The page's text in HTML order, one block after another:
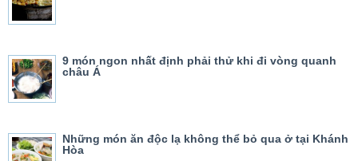
9 món ngon nhất định phải thử khi đi vòng quanh
châu Á
Những món ăn độc lạ không thể bỏ qua ở tại Khánh
Hòa